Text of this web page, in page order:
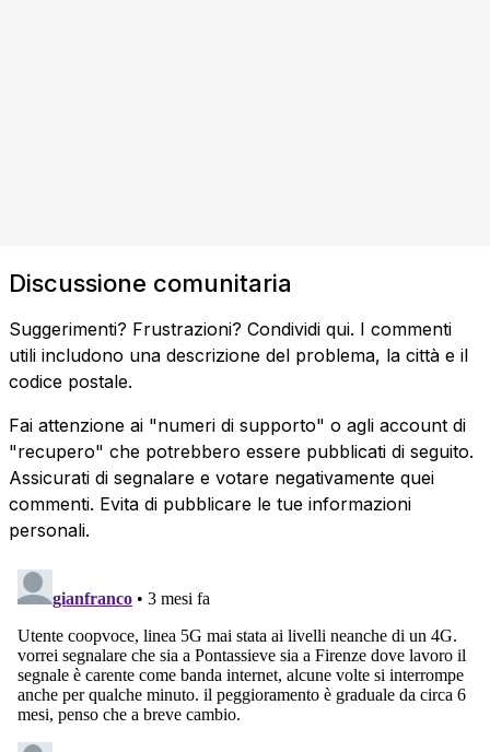
Discussione comunitaria
Suggerimenti? Frustrazioni? Condividi qui. I commenti
utili includono una descrizione del problema, la città e il
codice postale.
Fai attenzione ai "numeri di supporto" o agli account di
"recupero" che potrebbero essere pubblicati di seguito.
Assicurati di segnalare e votare negativamente quei
commenti. Evita di pubblicare le tue informazioni
personali.